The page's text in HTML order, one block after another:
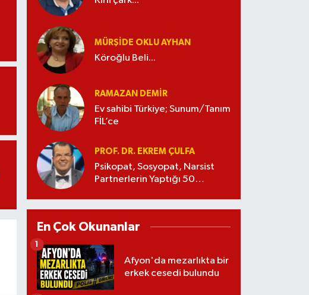
MÜRŞIDE OKLU AYHAN
Köroğlu Beli...
RAMAZAN DEMİR
Ev sahibi Türkiye; Sunum/Tanım
FİL’ce
PROF. DR. EKREM ÇULFA
Psikopat, Sosyopat, Narsist
Partnerlerin Yaptığı 50
En Çok Okunanlar
Afyon'da mezarlıkta bir
erkek cesedi bulundu
1